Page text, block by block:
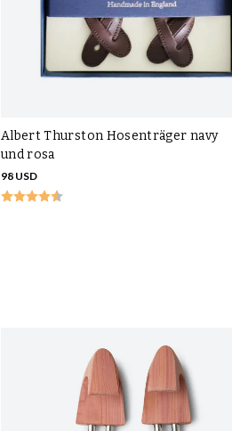
Albert Thurston Hosenträger navy
und rosa
98 USD